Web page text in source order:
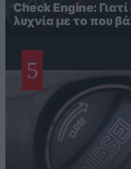
Check Engine: Γιατί
λυχνία με το που
5